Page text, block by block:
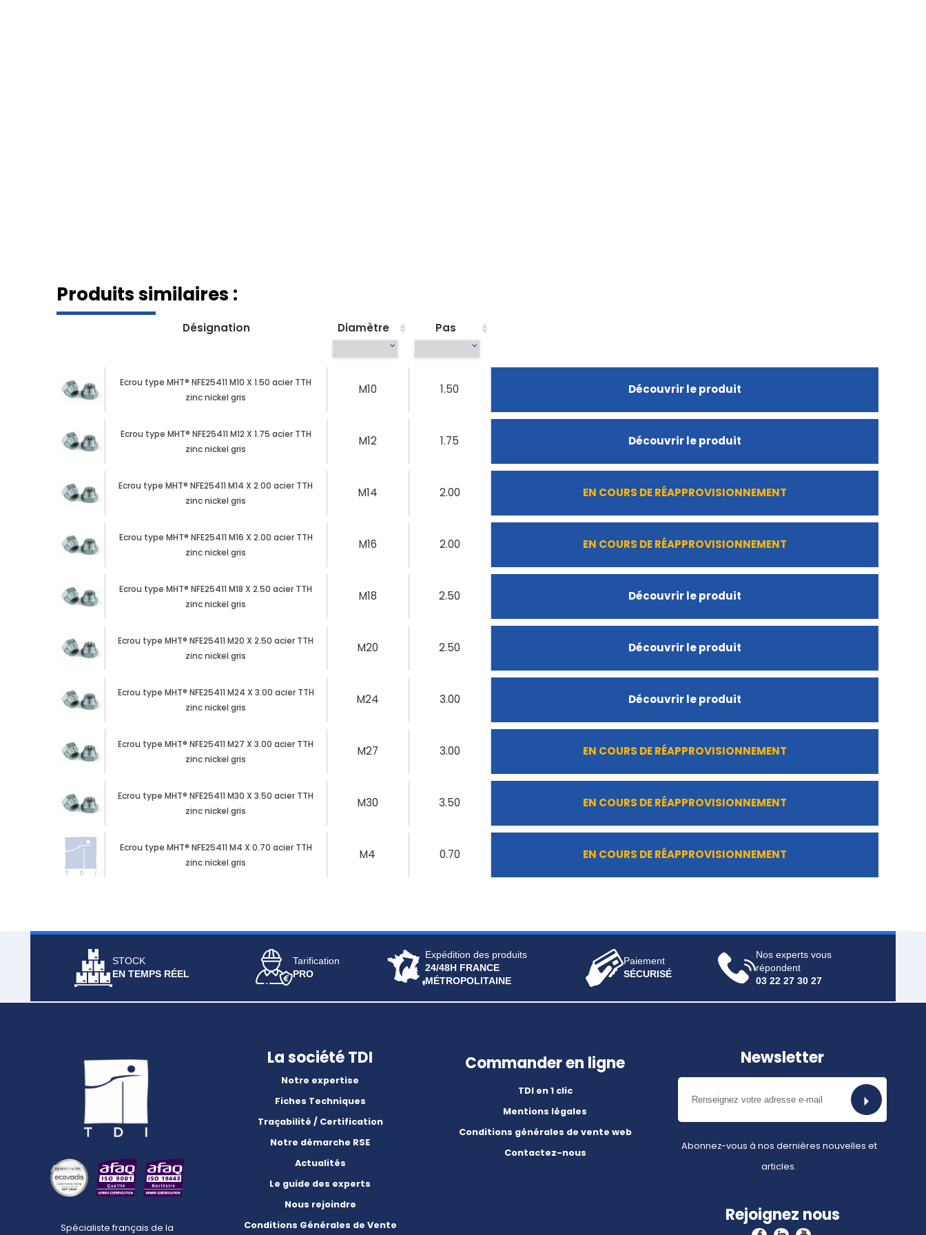
Produits similaires :
Désignation Diamètre Pas
Ecrou type MHT® NFE25411 M10 X 1.50 acier TTH
zinc nickel gris
M10 1.50 Découvrir le produit
Ecrou type MHT® NFE25411 M12 X 1.75 acier TTH
zinc nickel gris
M12 1.75 Découvrir le produit
Ecrou type MHT® NFE25411 M14 X 2.00 acier TTH
zinc nickel gris
M14 2.00 EN COURS DE RÉAPPROVISIONNEMENT
Ecrou type MHT® NFE25411 M16 X 2.00 acier TTH
zinc nickel gris
M16 2.00 EN COURS DE RÉAPPROVISIONNEMENT
Ecrou type MHT® NFE25411 M18 X 2.50 acier TTH
zinc nickel gris
M18 2.50 Découvrir le produit
Ecrou type MHT® NFE25411 M20 X 2.50 acier TTH
zinc nickel gris
M20 2.50 Découvrir le produit
Ecrou type MHT® NFE25411 M24 X 3.00 acier TTH
zinc nickel gris
M24 3.00 Découvrir le produit
Ecrou type MHT® NFE25411 M27 X 3.00 acier TTH
zinc nickel gris
M27 3.00 EN COURS DE RÉAPPROVISIONNEMENT
Ecrou type MHT® NFE25411 M30 X 3.50 acier TTH
zinc nickel gris
M30 3.50 EN COURS DE RÉAPPROVISIONNEMENT
Ecrou type MHT® NFE25411 M4 X 0.70 acier TTH
zinc nickel gris
M4 0.70 EN COURS DE RÉAPPROVISIONNEMENT
STOCK
EN TEMPS RÉEL
Tarification
PRO
Expédition des produits
24/48H FRANCE
MÉTROPOLITAINE
Paiement
SÉCURISÉ
Nos experts vous
répondent
03 22 27 30 27
Spécialiste français de la
La société TDI
Notre expertise
Fiches Techniques
Traçabilité / Certification
Notre démarche RSE
Actualités
Le guide des experts
Nous rejoindre
Conditions Générales de Vente
Commander en ligne
TDI en 1 clic
Mentions légales
Conditions générales de vente web
Contactez-nous
Newsletter
Abonnez-vous à nos dernières nouvelles et
articles.
Rejoignez nous